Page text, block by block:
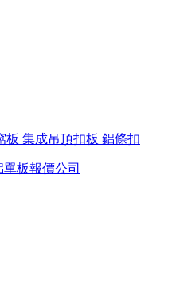
板 集成吊頂扣板 鋁條扣
單板報價公司